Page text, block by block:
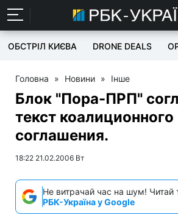
ОБСТРІЛ КИЄВА DRONE DEALS
Головна » Новини » Інше
Блок "Пора-ПРП"
текст коалиционного
соглашения.
18:22 21.02.2006 Вт
Не витрачай час на шум! Читай
РБК-Україна у Google